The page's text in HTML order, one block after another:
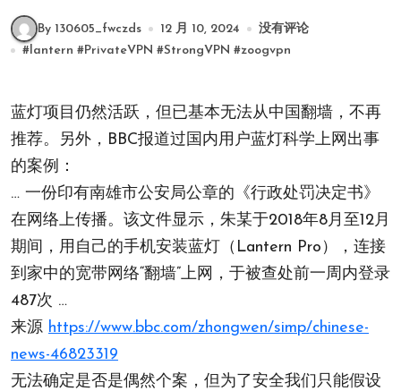
By 130605_fwczds 12 月 10, 2024
没有评论
#lantern #PrivateVPN #StrongVPN #zoogvpn
蓝灯项目仍然活跃，但已基本无法从中国翻墙，不再
推荐。另外，BBC报道过国内用户蓝灯科学上网出事
的案例：
… 一份印有南雄市公安局公章的《行政处罚决定书》
在网络上传播。该文件显示，朱某于2018年8月至12月
期间，用自己的手机安装蓝灯（Lantern Pro），连接
到家中的宽带网络“翻墙”上网，于被查处前一周内登录
487次 …
来源 https://www.bbc.com/zhongwen/simp/chinese-
news-46823319
无法确定是否是偶然个案，但为了安全我们只能假设